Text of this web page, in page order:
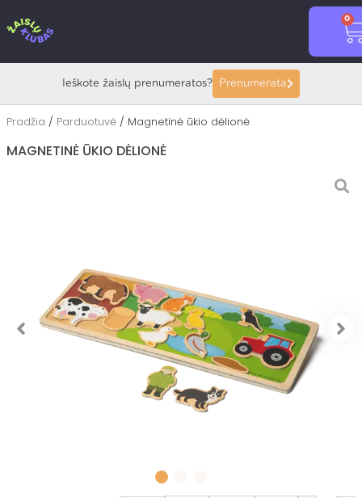
prie
0
Ieškote žaislų prenumeratos? Prenumerata
Pradžia / Parduotuvė / Magnetinė ūkio dėlionė
MAGNETINĖ ŪKIO DĖLIONĖ